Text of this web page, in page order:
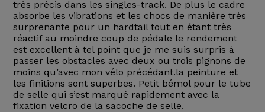
très précis dans les singles-track. De plus le cadre
absorbe les vibrations et les chocs de manière très
surprenante pour un hardtail tout en étant très
réactif au moindre coup de pédale le rendement
est excellent à tel point que je me suis surpris à
passer les obstacles avec deux ou trois pignons de
moins qu’avec mon vélo précédant.la peinture et
les finitions sont superbes. Petit bémol pour le tube
de selle qui s’est marqué rapidement avec la
fixation velcro de la sacoche de selle.